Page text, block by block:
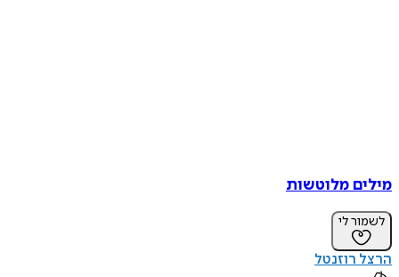
מילים מלוטשות
לשמור לי
הרצל רוזנטל